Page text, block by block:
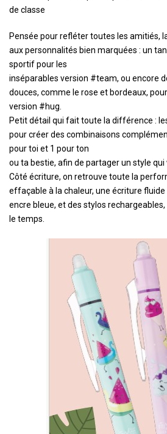
de classe
Pensée pour refléter toutes les amitiés,
aux personnalités bien marquées : un
sportif pour les
inséparables version #team, ou encore
douces, comme le rose et bordeaux,
version #hug.
Petit détail qui fait toute la différence :
pour créer des combinaisons
pour toi et 1 pour ton
ou ta bestie, afin de partager un style qui
Côté écriture, on retrouve toute la
effaçable à la chaleur, une écriture
encre bleue, et des stylos
le temps.